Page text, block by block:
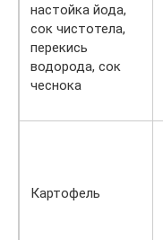
настойка йода,
сок чистотела,
перекись
водорода, сок
чеснока
Картофель